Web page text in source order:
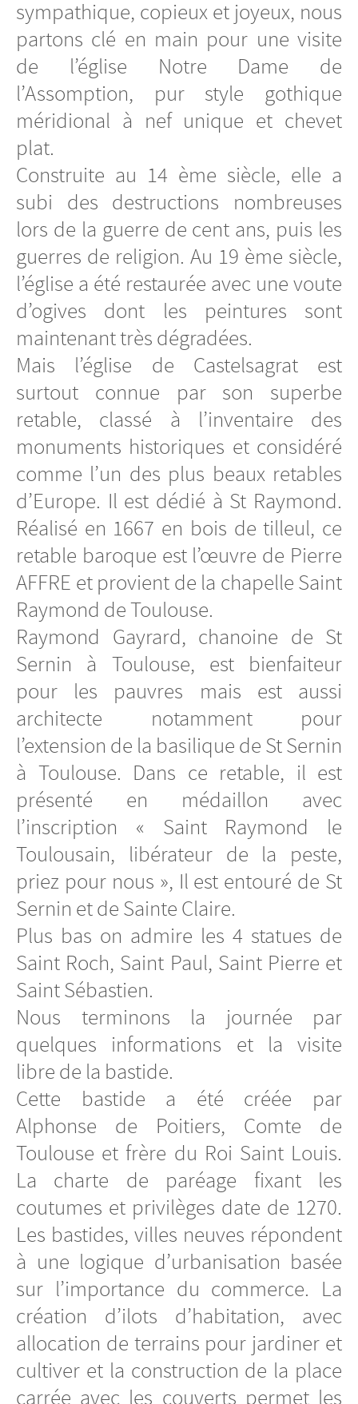
sympathique, copieux et joyeux, nous
partons clé en main pour une visite
de l’église Notre Dame de
l’Assomption, pur style gothique
méridional à nef unique et chevet
plat.
Construite au 14 ème siècle, elle a
subi des destructions nombreuses
lors de la guerre de cent ans, puis les
guerres de religion. Au 19 ème siècle,
l’église a été restaurée avec une voute
d’ogives dont les peintures sont
maintenant très dégradées.
Mais l’église de Castelsagrat est
surtout connue par son superbe
retable, classé à l’inventaire des
monuments historiques et considéré
comme l’un des plus beaux retables
d’Europe. Il est dédié à St Raymond.
Réalisé en 1667 en bois de tilleul, ce
retable baroque est l’œuvre de Pierre
AFFRE et provient de la chapelle Saint
Raymond de Toulouse.
Raymond Gayrard, chanoine de St
Sernin à Toulouse, est bienfaiteur
pour les pauvres mais est aussi
architecte notamment pour
l’extension de la basilique de St Sernin
à Toulouse. Dans ce retable, il est
présenté en médaillon avec
l’inscription « Saint Raymond le
Toulousain, libérateur de la peste,
priez pour nous », Il est entouré de St
Sernin et de Sainte Claire.
Plus bas on admire les 4 statues de
Saint Roch, Saint Paul, Saint Pierre et
Saint Sébastien.
Nous terminons la journée par
quelques informations et la visite
libre de la bastide.
Cette bastide a été créée par
Alphonse de Poitiers, Comte de
Toulouse et frère du Roi Saint Louis.
La charte de paréage fixant les
coutumes et privilèges date de 1270.
Les bastides, villes neuves répondent
à une logique d’urbanisation basée
sur l’importance du commerce. La
création d’ilots d’habitation, avec
allocation de terrains pour jardiner et
cultiver et la construction de la place
carrée avec les couverts permet les